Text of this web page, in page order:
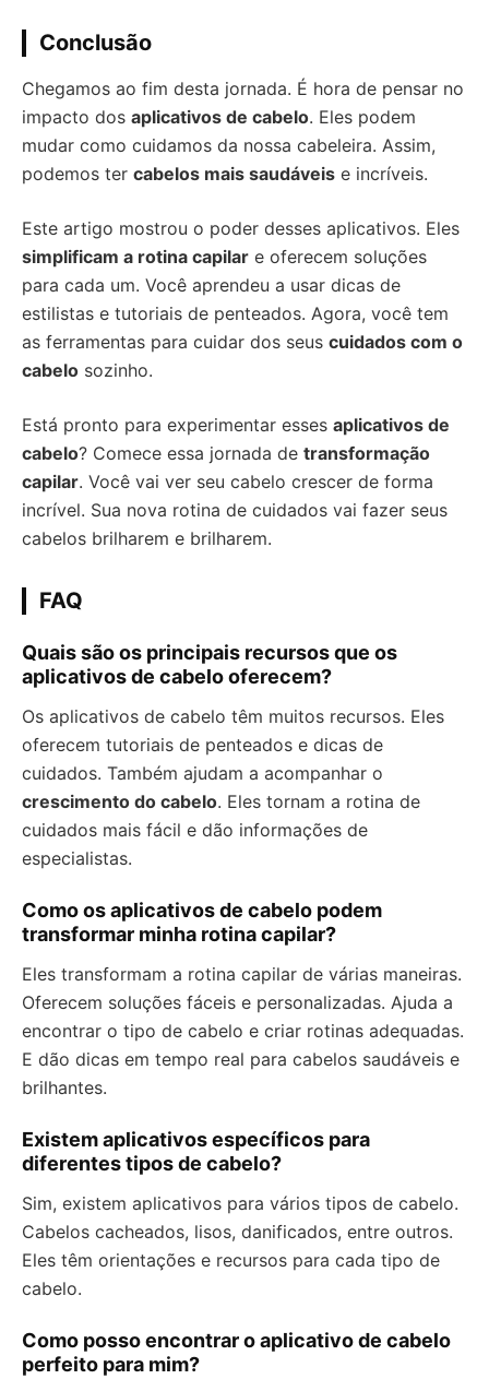
Conclusão
Chegamos ao fim desta jornada. É hora de pensar no
impacto dos aplicativos de cabelo. Eles podem
mudar como cuidamos da nossa cabeleira. Assim,
podemos ter cabelos mais saudáveis e incríveis.
Este artigo mostrou o poder desses aplicativos. Eles
simplificam a rotina capilar e oferecem soluções
para cada um. Você aprendeu a usar dicas de
estilistas e tutoriais de penteados. Agora, você tem
as ferramentas para cuidar dos seus cuidados com o
cabelo sozinho.
Está pronto para experimentar esses aplicativos de
cabelo? Comece essa jornada de transformação
capilar. Você vai ver seu cabelo crescer de forma
incrível. Sua nova rotina de cuidados vai fazer seus
cabelos brilharem e brilharem.
FAQ
Quais são os principais recursos que os
aplicativos de cabelo oferecem?
Os aplicativos de cabelo têm muitos recursos. Eles
oferecem tutoriais de penteados e dicas de
cuidados. Também ajudam a acompanhar o
crescimento do cabelo. Eles tornam a rotina de
cuidados mais fácil e dão informações de
especialistas.
Como os aplicativos de cabelo podem
transformar minha rotina capilar?
Eles transformam a rotina capilar de várias maneiras.
Oferecem soluções fáceis e personalizadas. Ajuda a
encontrar o tipo de cabelo e criar rotinas adequadas.
E dão dicas em tempo real para cabelos saudáveis e
brilhantes.
Existem aplicativos específicos para
diferentes tipos de cabelo?
Sim, existem aplicativos para vários tipos de cabelo.
Cabelos cacheados, lisos, danificados, entre outros.
Eles têm orientações e recursos para cada tipo de
cabelo.
Como posso encontrar o aplicativo de cabelo
perfeito para mim?